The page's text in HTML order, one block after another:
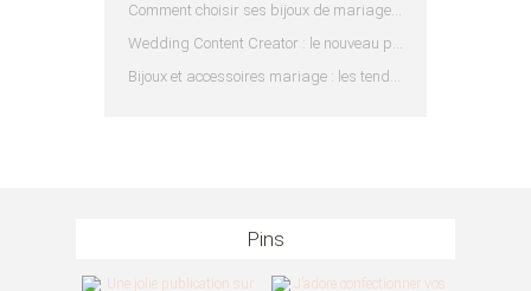
Comment choisir ses bijoux de mariage en fonction de sa robe ?
Wedding Content Creator : le nouveau prestataire indispensable pour votre mariage
Bijoux et accessoires mariage : les tendances 2025
Pins